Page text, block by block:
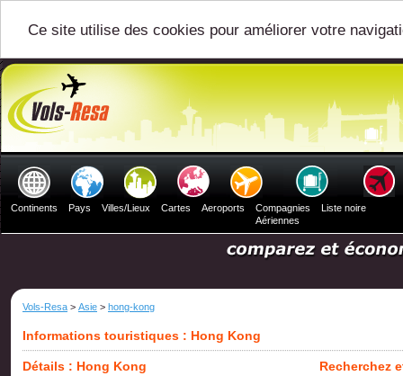
Ce site utilise des cookies pour améliorer votre
Continents Pays Villes/Lieux Cartes Aeroports
Compagnies
Aériennes
Liste noire
Vols-Resa > Asie > hong-kong
Informations touristiques : Hong Kong
Détails : Hong Kong Recherchez